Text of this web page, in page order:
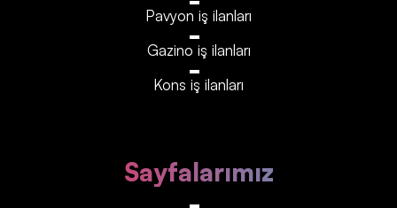
Pavyon iş ilanları
Gazino iş ilanları
Kons iş ilanları
Sayfalarımız